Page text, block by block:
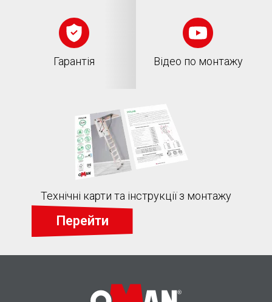
Гарантія Відео по монтажу
Технічні карти та інструкції з монтажу
Перейти